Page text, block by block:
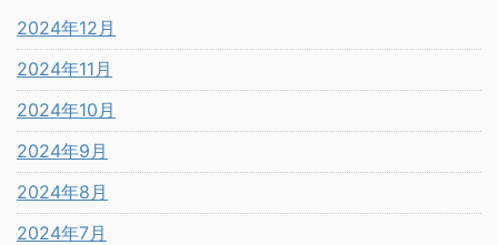
2024年12月
2024年11月
2024年10月
2024年9月
2024年8月
2024年7月